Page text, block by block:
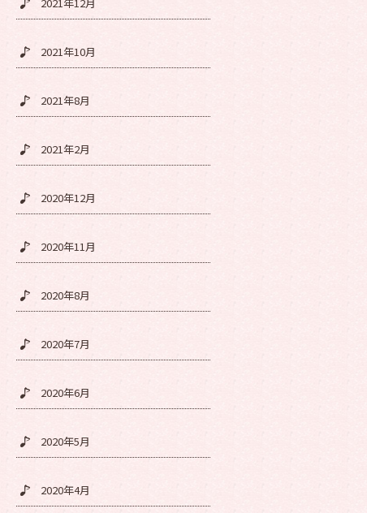
2021年12月
2021年10月
2021年8月
2021年2月
2020年12月
2020年11月
2020年8月
2020年7月
2020年6月
2020年5月
2020年4月